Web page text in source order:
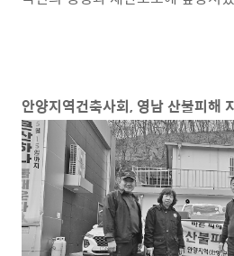
안양지역건축사회, 영남 산불피해